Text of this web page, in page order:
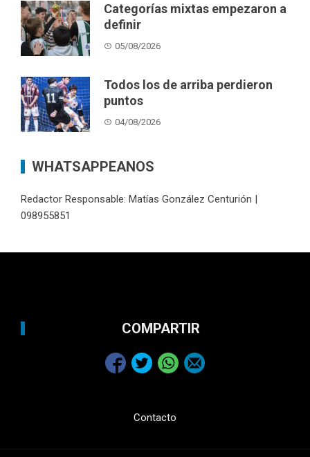
Categorías mixtas empezaron a
definir
05/08/2026
Todos los de arriba perdieron
puntos
04/08/2026
WHATSAPPEANOS
Redactor Responsable: Matías González Centurión |
098955851
COMPARTIR
Contacto